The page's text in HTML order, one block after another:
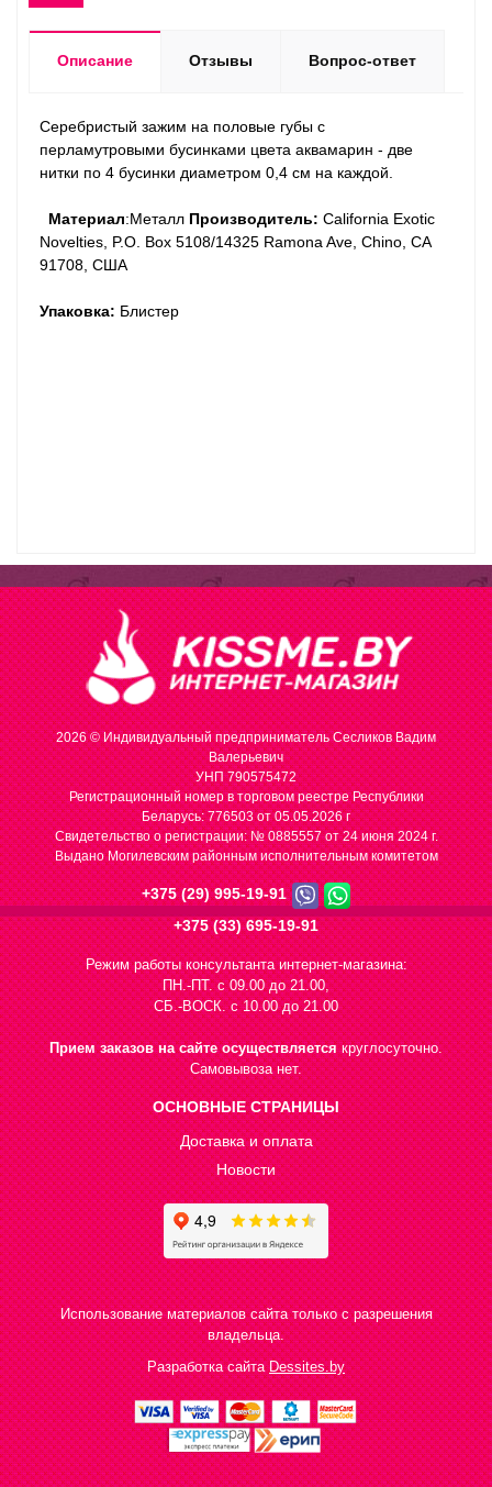
Описание Отзывы Вопрос-ответ
Серебристый зажим на половые губы с
перламутровыми бусинками цвета аквамарин - две
нитки по 4 бусинки диаметром 0,4 см на каждой.
Материал:Металл Производитель: California Exotic
Novelties, P.O. Box 5108/14325 Ramona Ave, Chino, CA
91708, США
Упаковка: Блистер
2026 © Индивидуальный предприниматель Сесликов Вадим
Валерьевич
УНП 790575472
Регистрационный номер в торговом реестре Республики
Беларусь: 776503 от 05.05.2026 г
Cвидетельство о регистрации: № 0885557 от 24 июня 2024 г.
Выдано Могилевским районным исполнительным комитетом
+375 (29) 995-19-91
+375 (33) 695-19-91
Режим работы консультанта интернет-магазина:
ПН.-ПТ. с 09.00 до 21.00,
СБ.-ВОСК. с 10.00 до 21.00
Прием заказов на сайте осуществляетсякруглосуточно.
Самовывоза нет.
ОСНОВНЫЕ СТРАНИЦЫ
Доставка и оплата
Новости
Использование материалов сайта только с разрешения
владельца.
Разработка сайтаDessites.by